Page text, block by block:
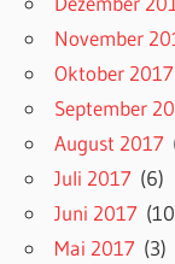
November
Oktober 2017
September
August 2017
Juli 2017 (6)
Juni 2017
Mai 2017 (3)